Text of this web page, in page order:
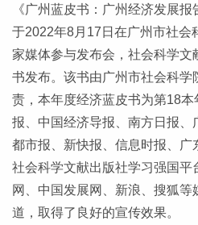
《广州蓝皮书：广州经济发展
于2022年8月17日在广州市社会
家媒体参与发布会，社会科学
书发布。该书由广州市社会科学
责，本年度经济蓝皮书为第18本
报、中国经济导报、南方日报
都市报、新快报、信息时报、广
社会科学文献出版社学习强国平
网、中国发展网、新浪、搜狐
道，取得了良好的宣传效果。